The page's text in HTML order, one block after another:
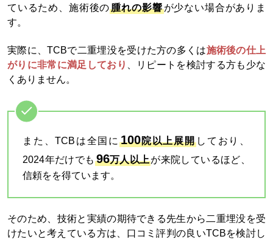
ているため、施術後の腫れの影響が少ない場合がありま
す。
実際に、TCBで二重埋没を受けた方の多くは施術後の仕上
がりに非常に満足しており
、リピートを検討する方も少な
くありません。
また、TCBは全国に 100院以上展開 しており、
2024年だけでも 96万人以上が来院しているほど、
信頼をを得ています。
そのため、技術と実績の期待できる先生から二重埋没を受
けたいと考えている方は、口コミ評判の良いTCBを検討し